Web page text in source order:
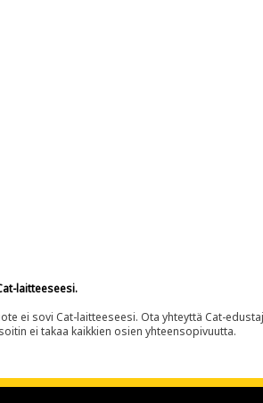
laitteeseesi.
ei sovi Cat-laitteeseesi. Ota yhteyttä Cat-
ei takaa kaikkien osien yhteensopivuutta.